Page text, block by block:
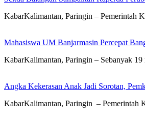
KabarKalimantan, Paringin – Pemerintah
Mahasiswa UM Banjarmasin Percepat
KabarKalimantan, Paringin – Sebanyak
Angka Kekerasan Anak Jadi Sorotan,
KabarKalimantan, Paringin – Pemerintah